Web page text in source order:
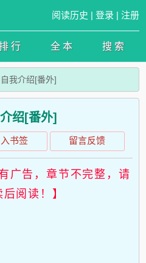
阅读历史 | 登录 | 注册
行 全 本 搜 索
我介绍[番外]
绍[番外]
书签 留言反馈
广告，章节不完整，请
阅读！】